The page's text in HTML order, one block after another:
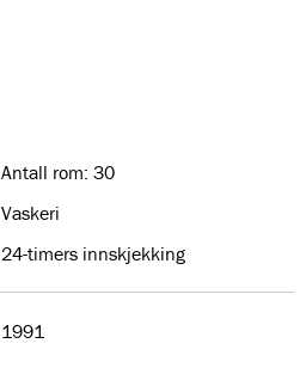
Antall rom: 30
Vaskeri
24-timers innskjekking
1991